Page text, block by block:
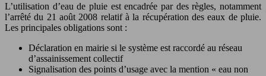
L’utilisation d’eau de pluie est encadrée par des règles, notamment
l’arrêté du 21 août 2008 relatif à la récupération des eaux de pluie.
Les principales obligations sont :
Déclaration en mairie si le système est raccordé au réseau
d’assainissement collectif
Signalisation des points d’usage avec la mention « eau non